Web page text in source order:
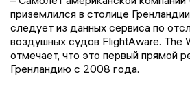
приземлился в столице
следует из данных сервиса по
воздушных судов FlightAware. The
отмечает, что это первый прямой
Гренландию с 2008 года.